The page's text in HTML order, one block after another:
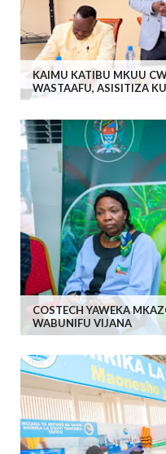
KAIMU KATIBU MKUU
WASTAAFU, ASISITIZA
COSTECH YAWEKA
WABUNIFU VIJANA